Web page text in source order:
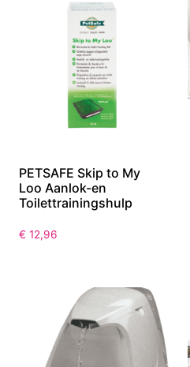
PETSAFE Skip to My
Loo Aanlok-en
Toilettrainingshulp
€ 12,96